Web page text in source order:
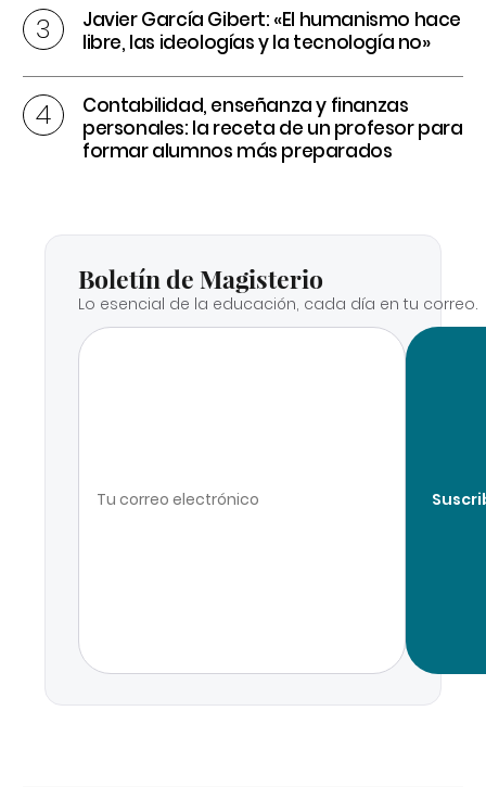
Javier García Gibert: «El humanismo hace
libre, las ideologías y la tecnología no»
Contabilidad, enseñanza y finanzas
personales: la receta de un profesor para
formar alumnos más preparados
Boletín de Magisterio
Lo esencial de la educación, cada día en tu correo.